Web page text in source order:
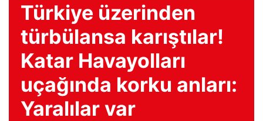
Türkiye üzerinden
türbülansa karıştılar!
Katar Havayolları
uçağında korku anları:
Yaralılar var